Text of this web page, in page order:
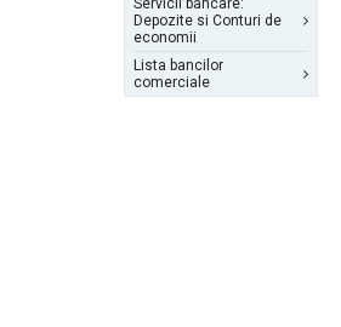
Servicii bancare:
Depozite si Conturi de
economii
Lista bancilor
comerciale